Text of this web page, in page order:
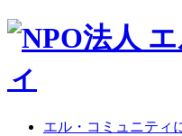
エル・コミュニティ